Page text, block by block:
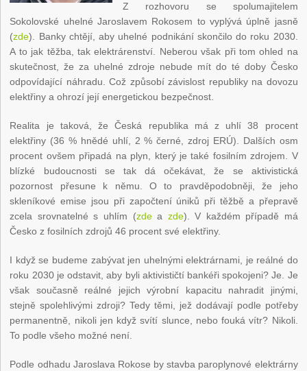
Z rozhovoru se spolumajitelem
Sokolovské uhelné Jaroslavem Rokosem to vyplývá úplně jasně
(zde). Banky chtějí, aby uhelné podnikání skončilo do roku 2030.
A to jak těžba, tak elektrárenství. Neberou však při tom ohled na
skutečnost, že za uhelné zdroje nebude mít do té doby Česko
odpovídající náhradu. Což způsobí závislost republiky na dovozu
elektřiny a ohrozí její energetickou bezpečnost.
Realita je taková, že Česká republika má z uhlí 38 procent
elektřiny (36 % hnědé uhlí, 2 % černé, zdroj ERÚ). Dalších osm
procent ovšem připadá na plyn, který je také fosilním zdrojem. V
blízké budoucnosti se tak dá očekávat, že se aktivistická
pozornost přesune k němu. O to pravděpodobněji, že jeho
skleníkové emise jsou při započtení úniků při těžbě a přepravě
zcela srovnatelné s uhlím (zdea zde). V každém případě má
Česko z fosilních zdrojů 46 procent své elektřiny.
I když se budeme zabývat jen uhelnými elektrárnami, je reálné do
roku 2030 je odstavit, aby byli aktivističtí bankéři spokojeni? Je. Je
však současně reálné jejich výrobní kapacitu nahradit jinými,
stejně spolehlivými zdroji? Tedy těmi, jež dodávají podle potřeby
permanentně, nikoli jen když svítí slunce, nebo fouká vítr? Nikoli.
To podle všeho možné není.
Podle odhadu Jaroslava Rokose by stavba paroplynové elektrárny